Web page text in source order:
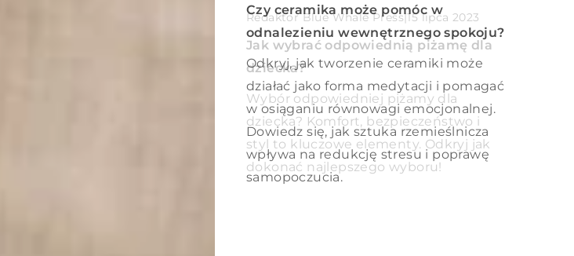
modelarstwo i budowanie miniatur
Odkryj, jak pasja do modelarstwa i
budowy miniatur pomaga w osiąganiu
wewnętrznej równowagi. Przeczytaj i
poznaj terapeutyczne aspekty tego
hobby.
Czy ceramika może pomóc w
odnalezieniu wewnętrznego spokoju?
Odkryj, jak tworzenie ceramiki może
działać jako forma medytacji i pomagać
w osiąganiu równowagi emocjonalnej.
Dowiedz się, jak sztuka rzemieślnicza
wpływa na redukcję stresu i poprawę
samopoczucia.
Redaktor Blue Whale Press|15 lipca 2023
Jak wybrać odpowiednią piżamę dla
dziecka?
Wybór odpowiedniej piżamy dla
dziecka? Komfort, bezpieczeństwo i
styl to kluczowe elementy. Odkryj jak
dokonać najlepszego wyboru!